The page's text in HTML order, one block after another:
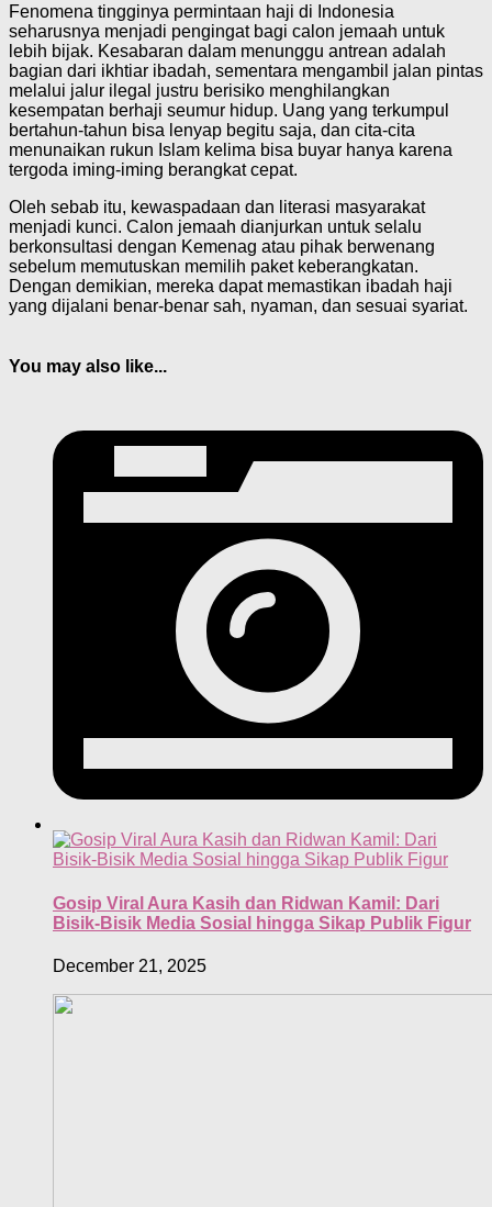
Fenomena tingginya permintaan haji di Indonesia
seharusnya menjadi pengingat bagi calon jemaah untuk
lebih bijak. Kesabaran dalam menunggu antrean adalah
bagian dari ikhtiar ibadah, sementara mengambil jalan pintas
melalui jalur ilegal justru berisiko menghilangkan
kesempatan berhaji seumur hidup. Uang yang terkumpul
bertahun-tahun bisa lenyap begitu saja, dan cita-cita
menunaikan rukun Islam kelima bisa buyar hanya karena
tergoda iming-iming berangkat cepat.
Oleh sebab itu, kewaspadaan dan literasi masyarakat
menjadi kunci. Calon jemaah dianjurkan untuk selalu
berkonsultasi dengan Kemenag atau pihak berwenang
sebelum memutuskan memilih paket keberangkatan.
Dengan demikian, mereka dapat memastikan ibadah haji
yang dijalani benar-benar sah, nyaman, dan sesuai syariat.
You may also like...
Gosip Viral Aura Kasih dan Ridwan Kamil: Dari
Bisik-Bisik Media Sosial hingga Sikap Publik Figur
December 21, 2025